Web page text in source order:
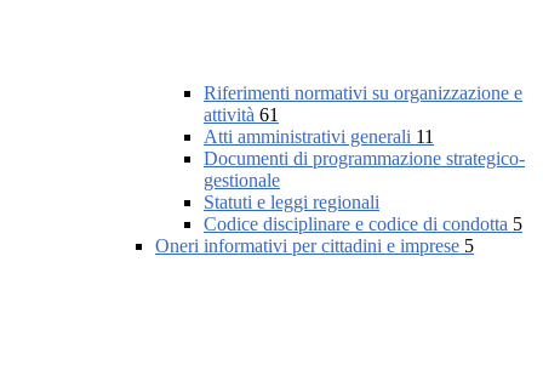
Riferimenti normativi su organizzazione e
attività 61
Atti amministrativi generali 11
Documenti di programmazione strategico-
gestionale
Statuti e leggi regionali
Codice disciplinare e codice di condotta 5
Oneri informativi per cittadini e imprese 5